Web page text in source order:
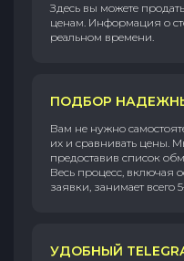
Здесь вы можете
ценам. Информация о
реальном времени.
ПОДБОР
Вам не нужно
их и сравнивать цены.
предоставив список
Весь процесс, включая
заявки, занимает всего
УДОБНЫЙ